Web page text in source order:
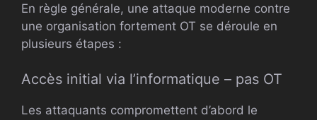
En règle générale, une attaque moderne contre
une organisation fortement OT se déroule en
plusieurs étapes :
Accès initial via l’informatique – pas OT
Les attaquants compromettent d’abord le